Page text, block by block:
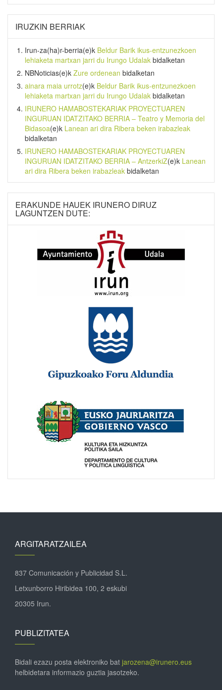
IRUZKIN BERRIAK
Irun-za(ha)r-berria(e)k Beldur Barik ikus-entzunezkoen
lehiaketa martxan jarri du Irungo Udalak bidalketan
NBNoticias(e)k Zure ordenean bidalketan
ainara maia urrotz(e)k Beldur Barik ikus-entzunezkoen
lehiaketa martxan jarri du Irungo Udalak bidalketan
IRUNERO HAMABOSTEKARIAK PROYECTUAREN
INGURUAN IDATZITAKO BERRIA – Teatro y Memoria del
Bidasoa(e)k Lanean ari dira Ribera beken irabazleak
bidalketan
IRUNERO HAMABOSTEKARIAK PROYECTUAREN
INGURUAN IDATZITAKO BERRIA – AntzerkiZ(e)k Lanean
ari dira Ribera beken irabazleak bidalketan
ERAKUNDE HAUEK IRUNERO DIRUZ
LAGUNTZEN DUTE:
ARGITARATZAILEA
837 Comunicación y Publicidad S.L.
Letxunborro Hiribidea 100, 2 eskubi
20305 Irun.
PUBLIZITATEA
Bidali ezazu posta elektroniko bat jarozena@irunero.eus
helbidetara informazio guztia jasotzeko.